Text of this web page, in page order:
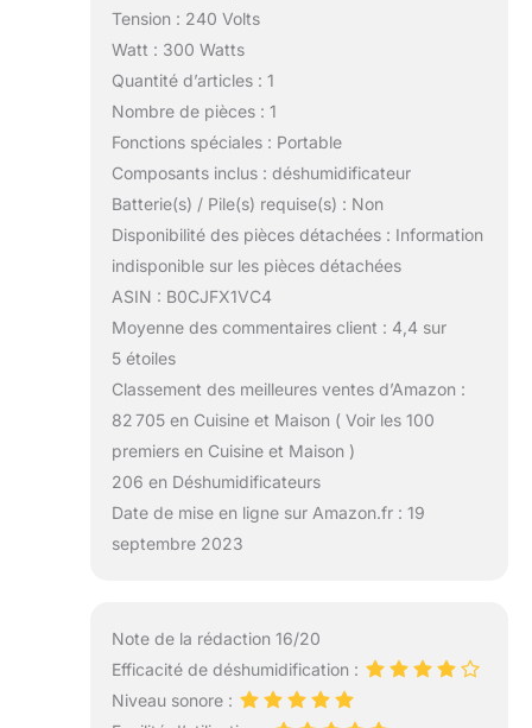
Tension : 240 Volts
Watt : 300 Watts
Quantité d’articles : 1
Nombre de pièces : 1
Fonctions spéciales : Portable
Composants inclus : déshumidificateur
Batterie(s) / Pile(s) requise(s) : Non
Disponibilité des pièces détachées : Information
indisponible sur les pièces détachées
ASIN : B0CJFX1VC4
Moyenne des commentaires client : 4,4 sur
5 étoiles
Classement des meilleures ventes d’Amazon :
82 705 en Cuisine et Maison ( Voir les 100
premiers en Cuisine et Maison )
206 en Déshumidificateurs
Date de mise en ligne sur Amazon.fr : 19
septembre 2023
Note de la rédaction 16/20
Efficacité de déshumidification :
Niveau sonore :